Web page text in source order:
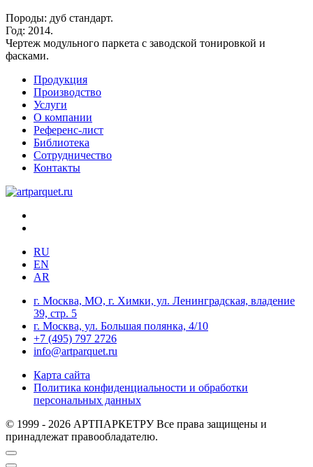
Породы: дуб стандарт.
Год: 2014.
Чертеж модульного паркета с заводской тонировкой и
фасками.
Продукция
Производство
Услуги
О компании
Референс-лист
Библиотека
Сотрудничество
Контакты
RU
EN
AR
г. Москва, МО, г. Химки, ул. Ленинградская, владение
39, стр. 5
г. Москва, ул. Большая полянка, 4/10
+7 (495) 797 2726
info@artparquet.ru
Карта сайта
Политика конфиденциальности и обработки
персональных данных
© 1999 - 2026 АРТПАРКЕТРУ Все права защищены и
принадлежат правообладателю.